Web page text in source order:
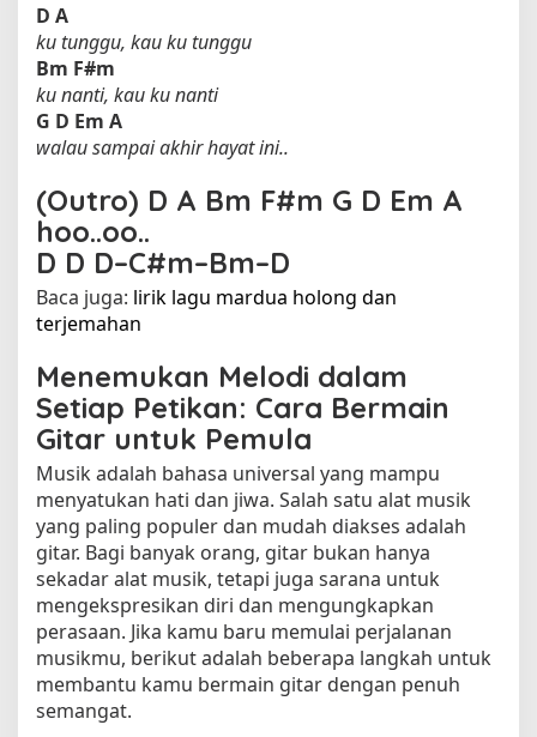
D A
ku tunggu, kau ku tunggu
Bm F#m
ku nanti, kau ku nanti
G D Em A
walau sampai akhir hayat ini..
(Outro) D A Bm F#m G D Em A
hoo..oo..
D D D–C#m–Bm–D
Baca juga: lirik lagu mardua holong dan
terjemahan​
Menemukan Melodi dalam
Setiap Petikan: Cara Bermain
Gitar untuk Pemula
Musik adalah bahasa universal yang mampu
menyatukan hati dan jiwa. Salah satu alat musik
yang paling populer dan mudah diakses adalah
gitar. Bagi banyak orang, gitar bukan hanya
sekadar alat musik, tetapi juga sarana untuk
mengekspresikan diri dan mengungkapkan
perasaan. Jika kamu baru memulai perjalanan
musikmu, berikut adalah beberapa langkah untuk
membantu kamu bermain gitar dengan penuh
semangat.